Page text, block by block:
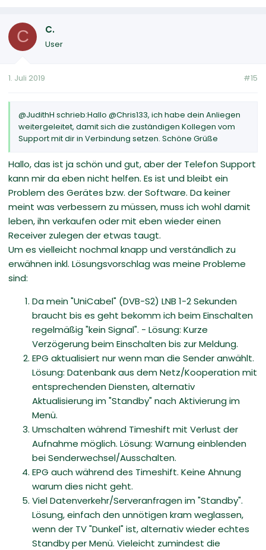
C C.
User
1. Juli 2019 #15
@JudithH schrieb:Hallo @Chris133, ich habe dein Anliegen
weitergeleitet, damit sich die zuständigen Kollegen vom
Support mit dir in Verbindung setzen. Schöne Grüße
Hallo, das ist ja schön und gut, aber der Telefon Support
kann mir da eben nicht helfen. Es ist und bleibt ein
Problem des Gerätes bzw. der Software. Da keiner
meint was verbessern zu müssen, muss ich wohl damit
leben, ihn verkaufen oder mit eben wieder einen
Receiver zulegen der etwas taugt.
Um es vielleicht nochmal knapp und verständlich zu
erwähnen inkl. Lösungsvorschlag was meine Probleme
sind:
Da mein "UniCabel" (DVB-S2) LNB 1-2 Sekunden
braucht bis es geht bekomm ich beim Einschalten
regelmäßig "kein Signal". - Lösung: Kurze
Verzögerung beim Einschalten bis zur Meldung.
EPG aktualisiert nur wenn man die Sender anwählt.
Lösung: Datenbank aus dem Netz/Kooperation mit
entsprechenden Diensten, alternativ
Aktualisierung im "Standby" nach Aktivierung im
Menü.
Umschalten während Timeshift mit Verlust der
Aufnahme möglich. Lösung: Warnung einblenden
bei Senderwechsel/Ausschalten.
EPG auch während des Timeshift. Keine Ahnung
warum dies nicht geht.
Viel Datenverkehr/Serveranfragen im "Standby".
Lösung, einfach den unnötigen kram weglassen,
wenn der TV "Dunkel" ist, alternativ wieder echtes
Standby per Menü. Vieleicht zumindest die